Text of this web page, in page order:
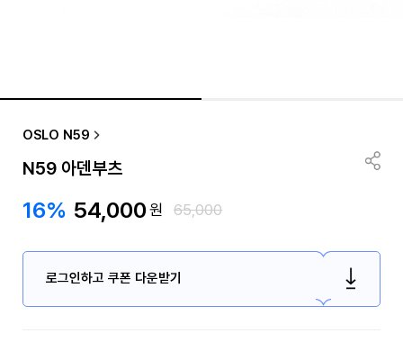
OSLO N59
N59 아덴부츠
16% 54,000원 65,000
로그인하고 쿠폰 다운받기